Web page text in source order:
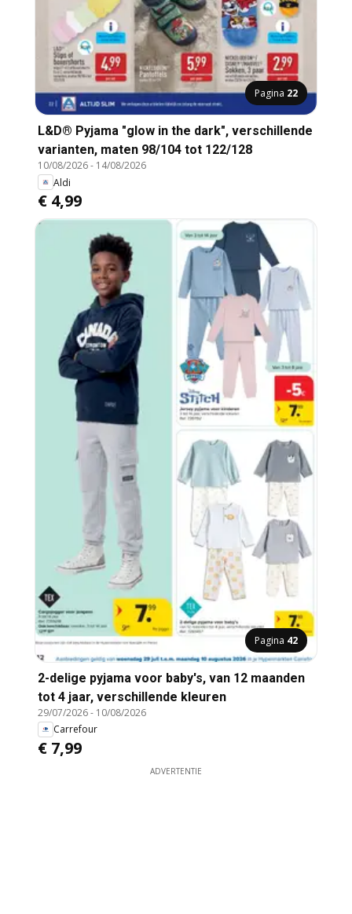
Pagina 22
L&D® Pyjama "glow in the dark", verschillende
varianten, maten 98/104 tot 122/128
10/08/2026- 14/08/2026
Aldi
€ 4,99
Pagina 42
2-delige pyjama voor baby's, van 12 maanden
tot 4 jaar, verschillende kleuren
29/07/2026- 10/08/2026
Carrefour
€ 7,99
ADVERTENTIE